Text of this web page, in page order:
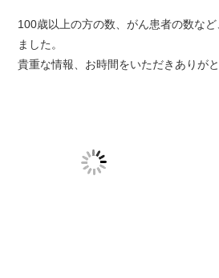
100歳以上の方の数、がん患者の数な
ました。
貴重な情報、お時間をいただきありが